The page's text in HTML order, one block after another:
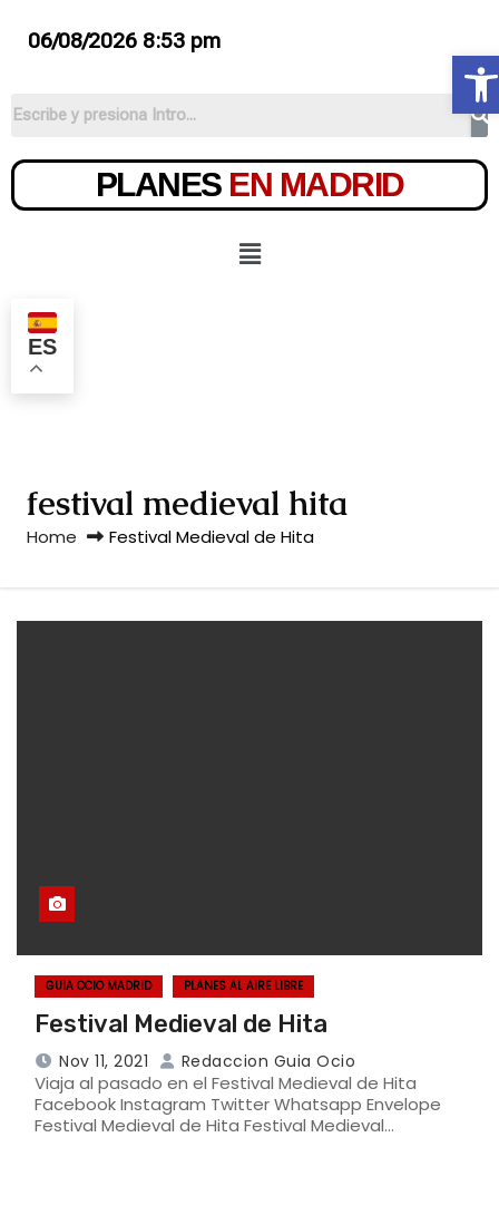
06/08/2026 8:53 pm
PLANES EN MADRID
ES
festival medieval hita
Home Festival Medieval de Hita
GUIA OCIO MADRID PLANES AL AIRE LIBRE
Festival Medieval de Hita
Nov 11, 2021 Redaccion Guia Ocio
Viaja al pasado en el Festival Medieval de Hita
Facebook Instagram Twitter Whatsapp Envelope
Festival Medieval de Hita Festival Medieval…